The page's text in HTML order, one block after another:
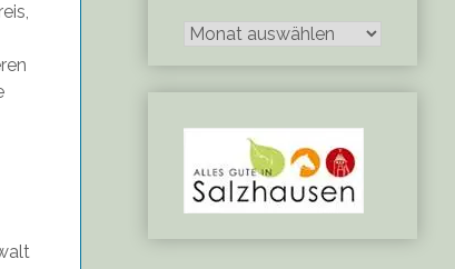
veröffentlicht